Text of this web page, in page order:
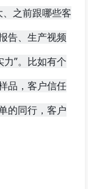
之前跟哪些客
告、生产视频
”。比如有个
品，客户信任
的同行，客户